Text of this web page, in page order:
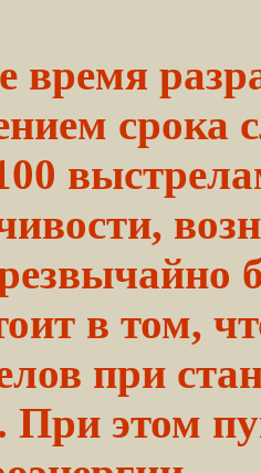
время
срока
в том,
при
При этом